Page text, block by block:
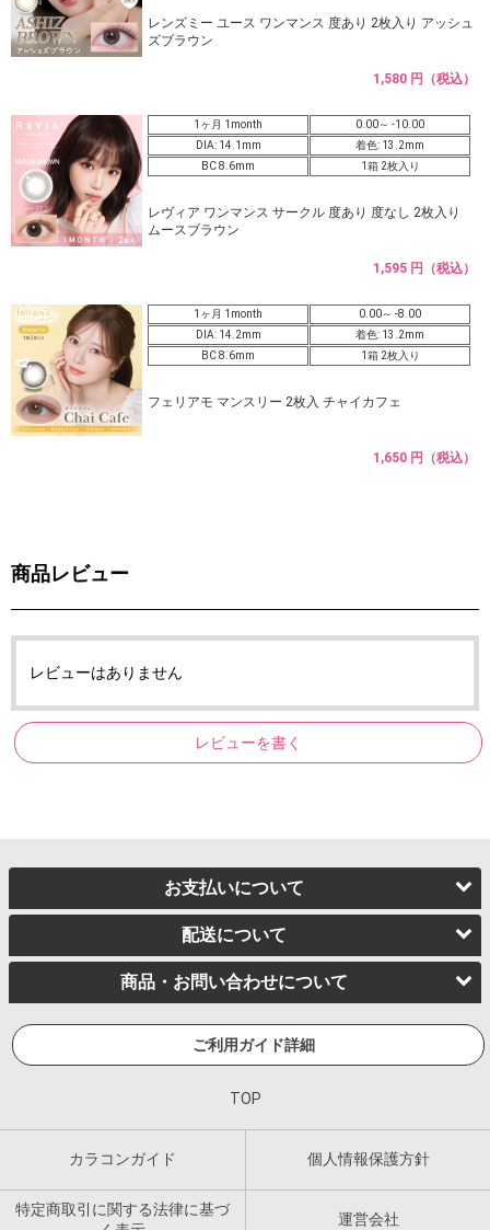
レンズミー ユース ワンマンス 度あり 2枚入り アッシュ
ズブラウン
1,580 円（税込）
1ヶ月 1month
0.00～ -10.00
DIA: 14.1mm
着色: 13.2mm
BC 8.6mm
1箱 2枚入り
レヴィア ワンマンス サークル 度あり 度なし 2枚入り
ムースブラウン
1,595 円（税込）
1ヶ月 1month
0.00～ -8.00
DIA: 14.2mm
着色: 13.2mm
BC 8.6mm
1箱 2枚入り
フェリアモ マンスリー 2枚入 チャイカフェ
1,650 円（税込）
商品レビュー
レビューはありません
レビューを書く
お支払いについて
配送について
商品・お問い合わせについて
ご利用ガイド詳細
TOP
カラコンガイド 個人情報保護方針
特定商取引に関する法律に基づ
運営会社